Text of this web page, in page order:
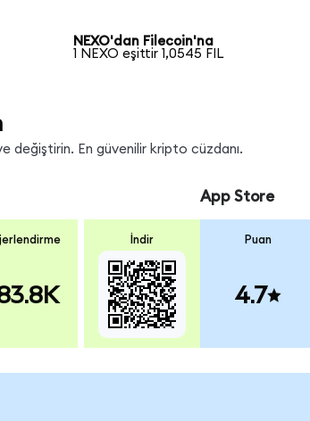
NEXO'dan Filecoin'na
1 NEXO eşittir 1,0545 FIL
değiştirin. En güvenilir kripto cüzdanı.
İndir
App Store
Puan
4.7